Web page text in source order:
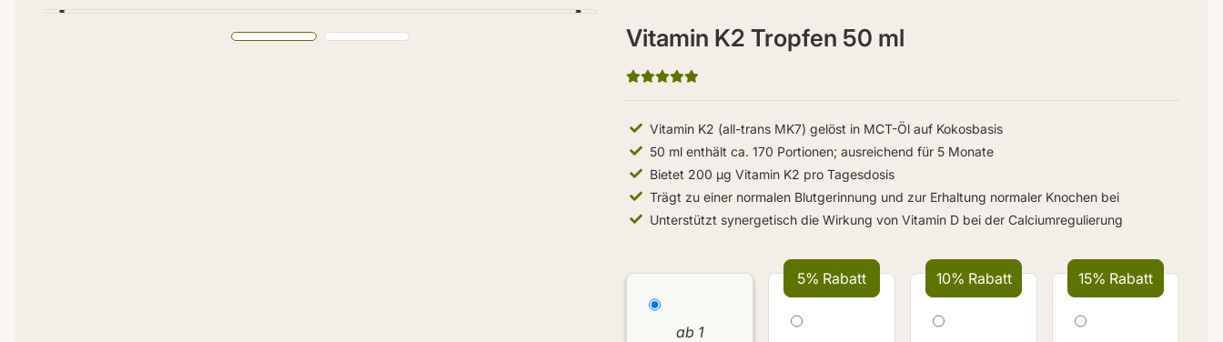
Vitamin K2 Tropfen 50 ml
Vitamin K2 (all-trans MK7) gelöst in MCT-Öl auf Kokosbasis
50 ml enthält ca. 170 Portionen; ausreichend für 5 Monate
Bietet 200 µg Vitamin K2 pro Tagesdosis
Trägt zu einer normalen Blutgerinnung und zur Erhaltung normaler Knochen bei
Unterstützt synergetisch die Wirkung von Vitamin D bei der Calciumregulierung
ab 1
5% Rabatt 10% Rabatt 15% Rabatt